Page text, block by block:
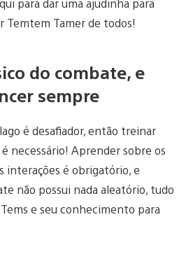
Temtem Tamer de todos!
do combate, e
sempre
é desafiador, então treinar
necessário! Aprender sobre os
interações é obrigatório, e
não possui nada aleatório, tudo
e seu conhecimento para